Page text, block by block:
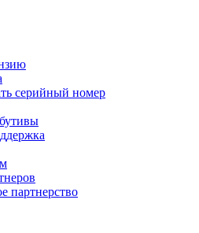
серийный номер
партнерство